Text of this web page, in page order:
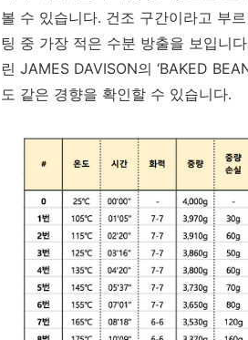
볼 수 있습니다. 건조 구간이라고 부
팅 중 가장 적은 수분 방출을 보입니
린 JAMES DAVISON의 ‘BAKED
도 같은 경향을 확인할 수 있습니다.